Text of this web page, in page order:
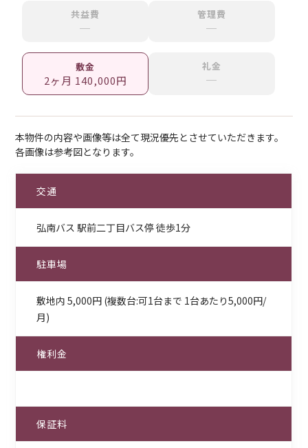
共益費
─
管理費
─
敷金
2ヶ月 140,000円
礼金
─
本物件の内容や画像等は全て現況優先とさせていただきます。
各画像は参考図となります。
交通
弘南バス 駅前二丁目バス停 徒歩1分
駐車場
敷地内 5,000円 (複数台:可1台まで 1台あたり5,000円/
月)
権利金
保証料